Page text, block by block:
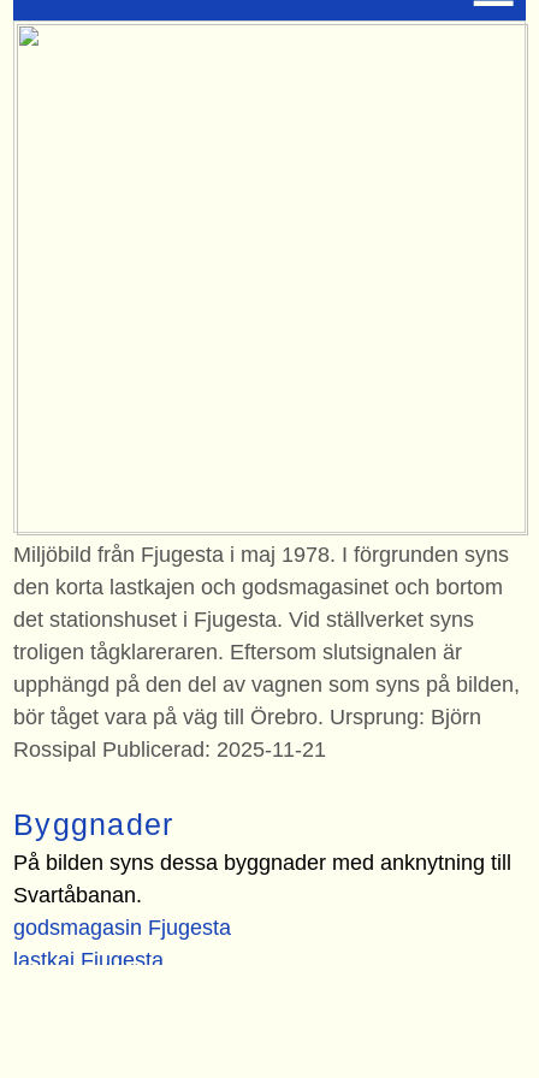
Miljöbild från Fjugesta i maj 1978. I förgrunden syns
den korta lastkajen och godsmagasinet och bortom
det stationshuset i Fjugesta. Vid ställverket syns
troligen tågklareraren. Eftersom slutsignalen är
upphängd på den del av vagnen som syns på bilden,
bör tåget vara på väg till Örebro. Ursprung: Björn
Rossipal Publicerad: 2025-11-21
Byggnader
På bilden syns dessa byggnader med anknytning till
Svartåbanan.
godsmagasin Fjugesta
lastkaj Fjugesta